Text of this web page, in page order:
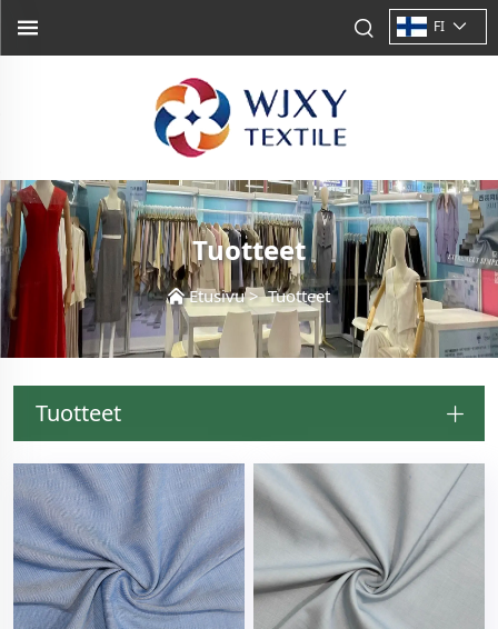
FI
Tuotteet
Etusivu>Tuotteet
Tuotteet